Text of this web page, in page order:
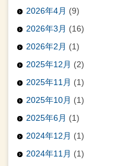
2026年4月 (9)
2026年3月 (16)
2026年2月 (1)
2025年12月 (2)
2025年11月 (1)
2025年10月 (1)
2025年6月 (1)
2024年12月 (1)
2024年11月 (1)